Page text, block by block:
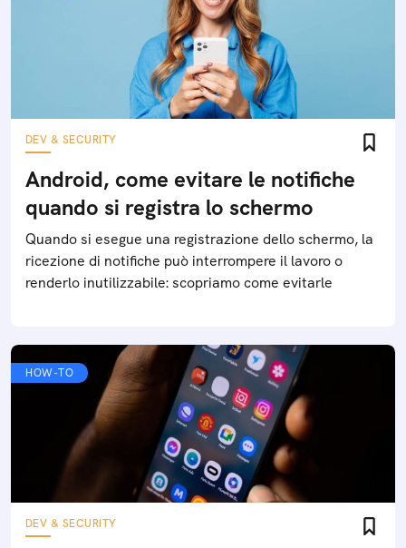
DEV & SECURITY
Android, come evitare le notifiche
quando si registra lo schermo
Quando si esegue una registrazione dello schermo, la
ricezione di notifiche può interrompere il lavoro o
renderlo inutilizzabile: scopriamo come evitarle
HOW-TO
DEV & SECURITY